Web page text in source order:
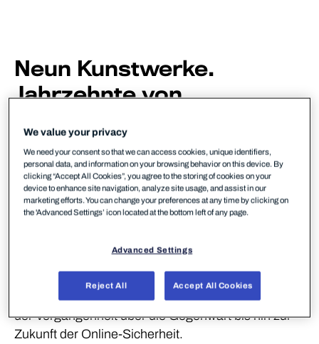
Neun Kunstwerke.
Jahrzehnte von
unvergessliches Erlebnis.
Die Sammlung macht Malware in neun
einzigartigen Kunstwerken erfahrbar – Skulpturen,
Gemälden, Klanglandschaften und immersiven
zeichnet die Entwicklung von Malware nach – von
der Vergangenheit über die Gegenwart bis hin zur
Zukunft der Online-Sicherheit.
We value your privacy
We need your consent so that we can access cookies, unique identifiers,
personal data, and information on your browsing behavior on this device. By
clicking “Accept All Cookies”, you agree to the storing of cookies on your
device to enhance site navigation, analyze site usage, and assist in our
marketing efforts. You can change your preferences at any time by clicking on
the 'Advanced Settings’ icon located at the bottom left of any page.
Advanced Settings
Reject All Accept All Cookies